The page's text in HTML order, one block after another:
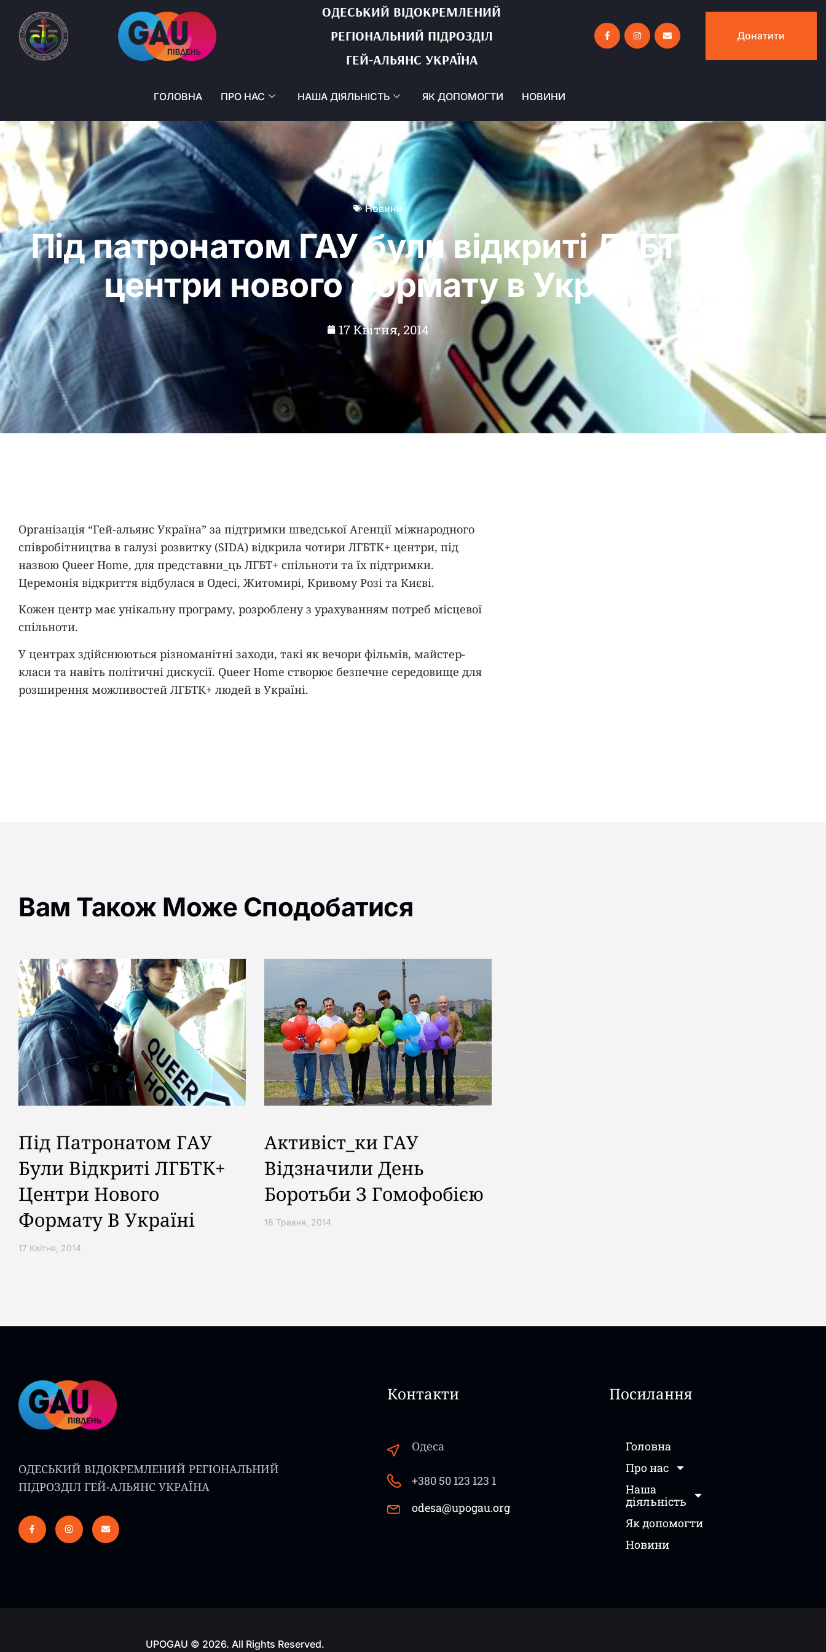
ОДЕСЬКИЙ ВІДОКРЕМЛЕНИЙ
РЕГІОНАЛЬНИЙ ПІДРОЗДІЛ
ГЕЙ-АЛЬЯНС УКРАЇНА
Донатити
ГОЛОВНА ПРО НАС НАША ДІЯЛЬНІСТЬ ЯК ДОПОМОГТИ НОВИНИ
Новини
Під патронатом ГАУ були відкриті ЛГБТК+
центри нового формату в Україні
17 Квітня, 2014
Організація “Гей-альянс Україна” за підтримки шведської Агенції міжнародного
співробітництва в галузі розвитку (SIDA) відкрила чотири ЛГБТК+ центри, під
назвою Queer Home, для представни_ць ЛГБТ+ спільноти та їх підтримки.
Церемонія відкриття відбулася в Одесі, Житомирі, Кривому Розі та Києві.
Кожен центр має унікальну програму, розроблену з урахуванням потреб місцевої
спільноти.
У центрах здійснюються різноманітні заходи, такі як вечори фільмів, майстер-
класи та навіть політичні дискусії. Queer Home створює безпечне середовище для
розширення можливостей ЛГБТК+ людей в Україні.
Вам Також Може Сподобатися
Під Патронатом ГАУ
Були Відкриті ЛГБТК+
Центри Нового
Формату В Україні
17 Квітня, 2014
Активіст_ки ГАУ
Відзначили День
Боротьби З Гомофобією
18 Травня, 2014
ОДЕСЬКИЙ ВІДОКРЕМЛЕНИЙ РЕГІОНАЛЬНИЙ
ПІДРОЗДІЛ ГЕЙ-АЛЬЯНС УКРАЇНА
Контакти
Одеса
+380 50 123 123 1
odesa@upogau.org
Посилання
Головна
Про нас
Наша
діяльність
Як допомогти
Новини
UPOGAU © 2026. All Rights Reserved.